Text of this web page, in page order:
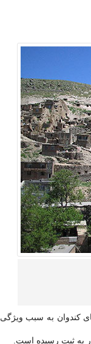
کندوان به سبب ویژگی
به ثبت رسیده است.